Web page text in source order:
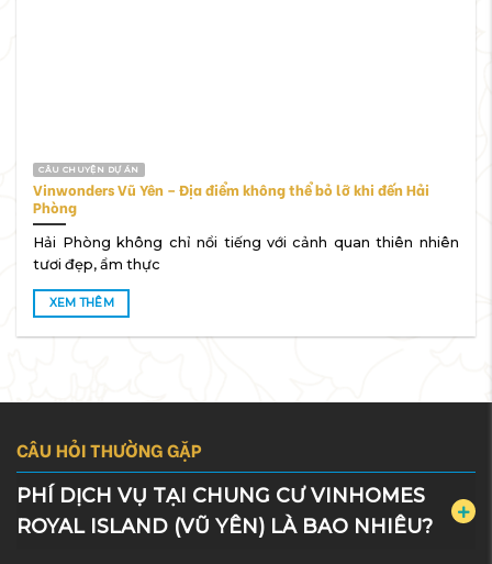
CÂU CHUYỆN DỰ ÁN
Vinwonders Vũ Yên – Địa điểm không thể bỏ lỡ khi đến Hải
Phòng
Hải Phòng không chỉ nổi tiếng với cảnh quan thiên nhiên
tươi đẹp, ẩm thực
XEM THÊM
CÂU HỎI THƯỜNG GẶP
PHÍ DỊCH VỤ TẠI CHUNG CƯ VINHOMES
ROYAL ISLAND (VŨ YÊN) LÀ BAO NHIÊU?